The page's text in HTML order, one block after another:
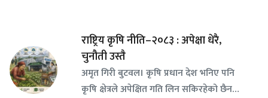
राष्ट्रिय कृषि नीति–२०८३ : अपेक्षा धेरै,
चुनौती उस्तै
अमृत गिरी बुटवल। कृषि प्रधान देश भनिए पनि
कृषि क्षेत्रले अपेक्षित गति लिन सकिरहेको छैन…